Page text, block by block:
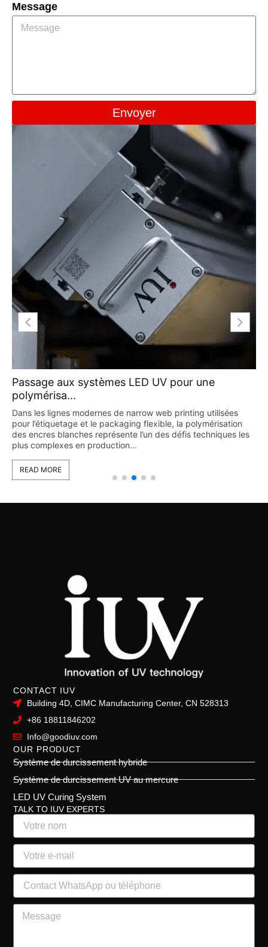
Message
Envoyer
Passage aux systèmes LED UV pour une
polymérisa...
Dans les lignes modernes de narrow web printing utilisées
pour l’étiquetage et le packaging flexible, la polymérisation
des encres blanches représente l’un des défis techniques les
plus complexes en production...
READ MORE
CONTACT IUV
Building 4D, CIMC Manufacturing Center, CN 528313
+86 18811846202
Info@goodiuv.com
OUR PRODUCT
Système de durcissement hybride
Système de durcissement UV au mercure
LED UV Curing System
TALK TO IUV EXPERTS